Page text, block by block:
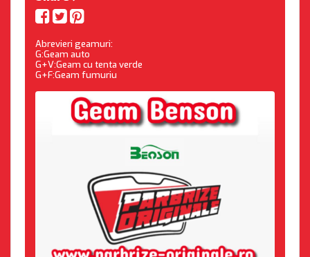
Abrevieri geamuri:
G:Geam auto
G+V:Geam cu tenta verde
G+F:Geam fumuriu